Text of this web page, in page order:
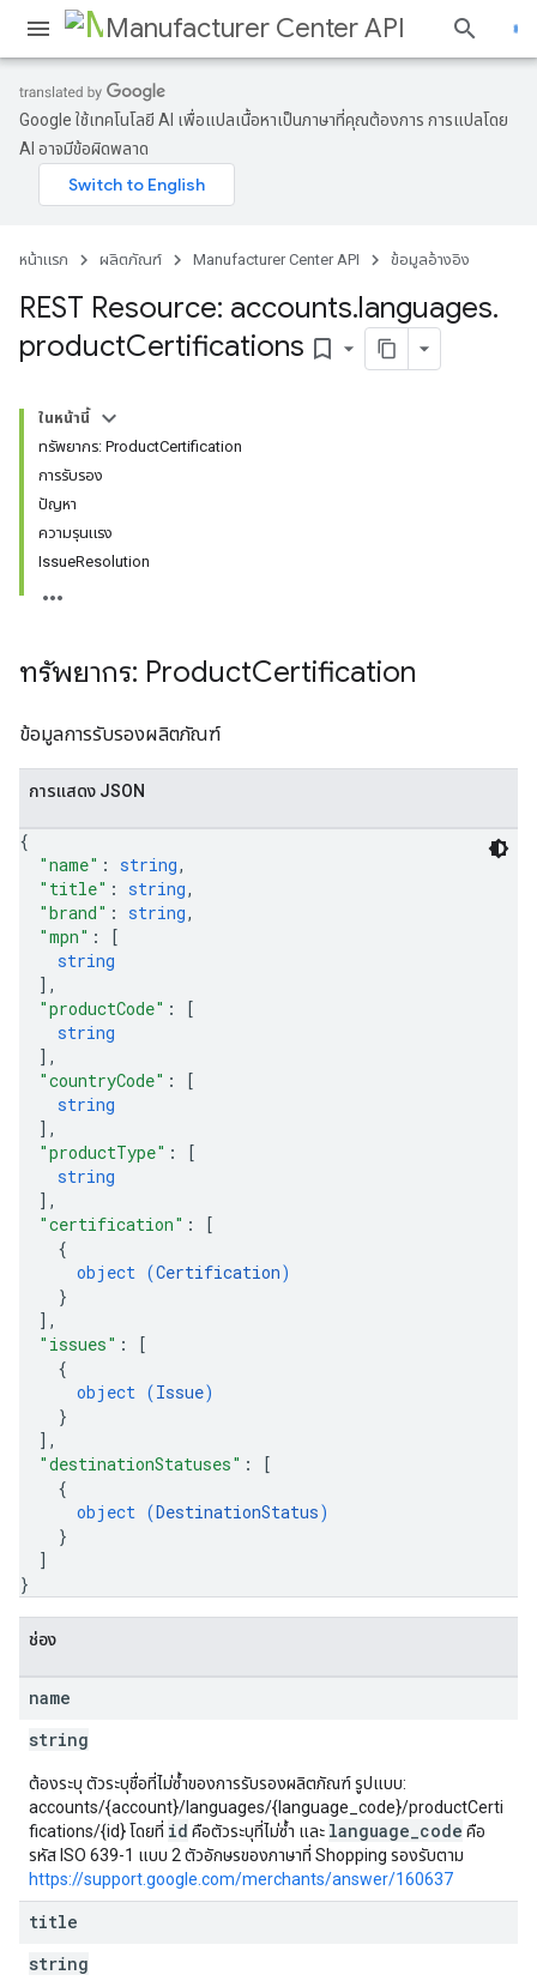
Manufacturer Center API
Google ใช้เทคโนโลยี AI เพื่อแปลเนื้อหาเป็นภาษาที่คุณต้องการ การแปลโดย
AI อาจมีข้อผิดพลาด
หน้าแรก ผลิตภัณฑ์ Manufacturer Center API ข้อมูลอ้างอิง
REST Resource: accounts.languages.
productCertifications bookmark_border
ในหน้านี้
ทรัพยากร: ProductCertification
การรับรอง
ปัญหา
ความรุนแรง
IssueResolution
ทรัพยากร: ProductCertification
ข้อมูลการรับรองผลิตภัณฑ์
การแสดง JSON
{
"name" : string,
"title" : string,
"brand" : string,
"mpn" :
[
string
] ,
"productCode" :
[
string
] ,
"countryCode" :
[
string
] ,
"productType" :
[
string
] ,
"certification" :
[
{
object (Certification)
}
] ,
"issues" :
[
{
object (Issue)
}
] ,
"destinationStatuses" :
[
{
object (DestinationStatus)
}
]
}
ช่อง
name
string
ต้องระบุ ตัวระบุชื่อที่ไม่ซ้ำของการรับรองผลิตภัณฑ์ รูปแบบ:
accounts/{account}/languages/{language_code}/productCerti
fications/{id} โดยที่ id คือตัวระบุที่ไม่ซ้ำ และ language_code คือ
รหัส ISO 639-1 แบบ 2 ตัวอักษรของภาษาที่ Shopping รองรับตาม
https://support.google.com/merchants/answer/160637
title
string